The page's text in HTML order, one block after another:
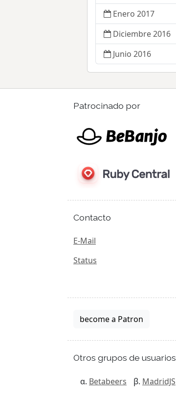
Enero 2017
Diciembre 2016
Junio 2016
Patrocinado por
Contacto
E-Mail
Status
become a Patron
Otros grupos de usuarios
Betabeers MadridJS